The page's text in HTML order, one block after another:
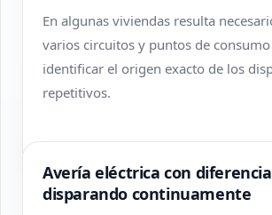
En algunas viviendas resulta
varios circuitos y puntos de
identificar el origen exacto de los
repetitivos.
Avería eléctrica con
disparando continuamente